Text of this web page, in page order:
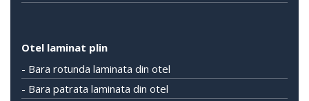
Otel laminat plin
- Bara rotunda laminata din otel
- Bara patrata laminata din otel